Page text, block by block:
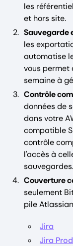
les
et hors site.
Sauvegarde
les
automatise
vous permet
semaine à
Contrôle
données de
dans votre
compatible
contrôle
l'accès à
sauvegardes.
Couverture
seulement
pile
Jira
Jira